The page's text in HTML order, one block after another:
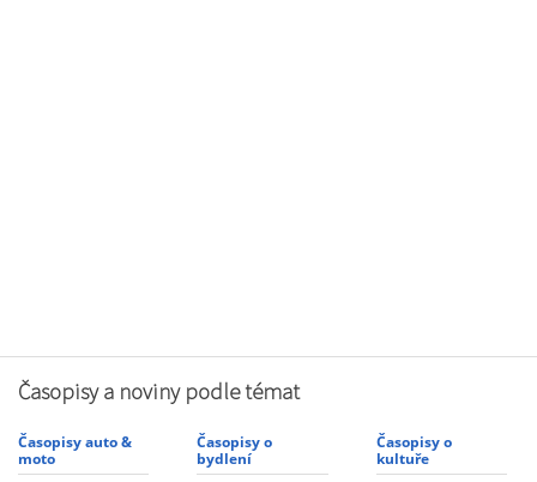
Časopisy a noviny podle témat
Časopisy auto &
moto
Časopisy o
bydlení
Časopisy o
kultuře